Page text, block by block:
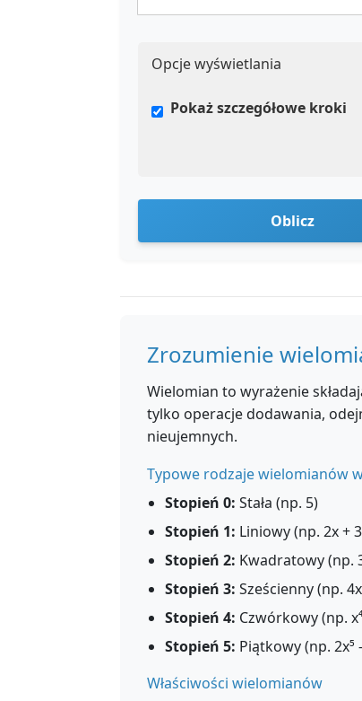
Opcje wyświetlania
Pokaż szczegółowe kroki
Oblicz
Zrozumienie
Wielomian to wyrażenie
tylko operacje dodawania,
nieujemnych.
Typowe rodzaje wielomianów
Stopień 0: Stała (np. 5)
Stopień 1: Liniowy (np. 2x +
Stopień 2: Kwadratowy (np.
Stopień 3: Sześcienny (np.
Stopień 4: Czwórkowy (np.
Stopień 5: Piątkowy (np. 2x⁵
Właściwości wielomianów